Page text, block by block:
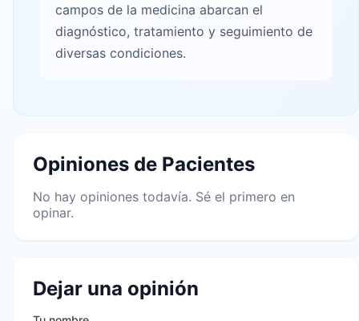
campos de la medicina abarcan el
diagnóstico, tratamiento y seguimiento de
diversas condiciones.
Opiniones de Pacientes
No hay opiniones todavía. Sé el primero en
opinar.
Dejar una opinión